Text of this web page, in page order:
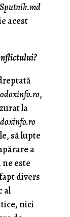
Sputnik.md
acest
,
la
să lupte
a
este
divers
al
nici